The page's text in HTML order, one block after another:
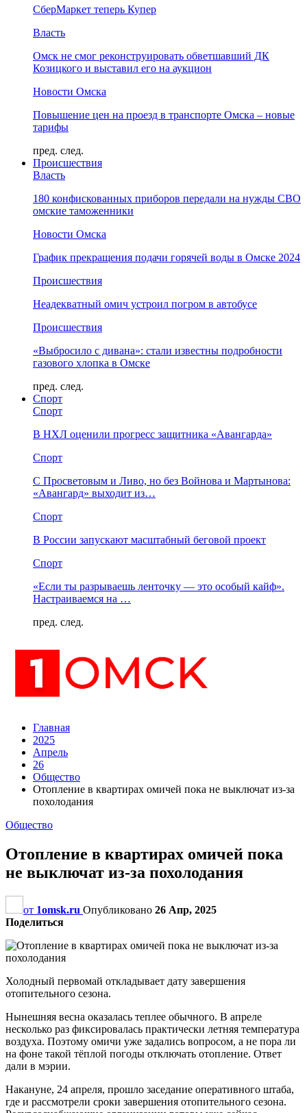
СберМаркет теперь Купер
Власть
Омск не смог реконструировать обветшавший ДК
Козицкого и выставил его на аукцион
Новости Омска
Повышение цен на проезд в транспорте Омска – новые
тарифы
пред. след.
Происшествия
Власть
180 конфискованных приборов передали на нужды СВО
омские таможенники
Новости Омска
График прекращения подачи горячей воды в Омске 2024
Происшествия
Неадекватный омич устроил погром в автобусе
Происшествия
«Выбросило с дивана»: стали известны подробности
газового хлопка в Омске
пред. след.
Спорт
Спорт
В НХЛ оценили прогресс защитника «Авангарда»
Спорт
С Просветовым и Ливо, но без Войнова и Мартынова:
«Авангард» выходит из…
Спорт
В России запускают масштабный беговой проект
Спорт
«Если ты разрываешь ленточку — это особый кайф».
Настраиваемся на …
пред. след.
Главная
2025
Апрель
26
Общество
Отопление в квартирах омичей пока не выключат из-за
похолодания
Общество
Отопление в квартирах омичей пока
не выключат из-за похолодания
от 1omsk.ru Опубликовано 26 Апр, 2025
Поделиться
Холодный первомай откладывает дату завершения
отопительного сезона.
Нынешняя весна оказалась теплее обычного. В апреле
несколько раз фиксировалась практически летняя температура
воздуха. Поэтому омичи уже задались вопросом, а не пора ли
на фоне такой тёплой погоды отключать отопление. Ответ
дали в мэрии.
Накануне, 24 апреля, прошло заседание оперативного штаба,
где и рассмотрели сроки завершения отопительного сезона.